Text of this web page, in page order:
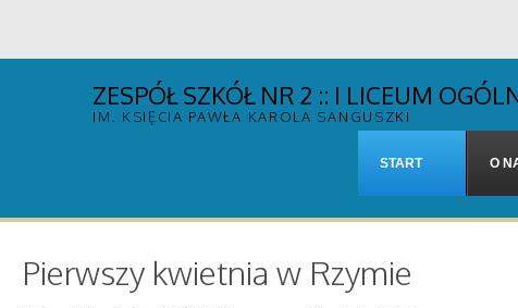
ZESPÓŁ SZKÓŁ NR 2 :: I LICEUM
IM. KSIĘCIA PAWŁA KAROLA SANGUSZKI
START O
Pierwszy kwietnia w Rzymie